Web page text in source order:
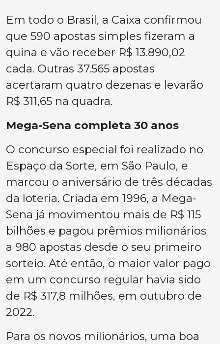
Em todo o Brasil, a Caixa confirmou
que 590 apostas simples fizeram a
quina e vão receber R$ 13.890,02
cada. Outras 37.565 apostas
acertaram quatro dezenas e levarão
R$ 311,65 na quadra.
Mega-Sena completa 30 anos
O concurso especial foi realizado no
Espaço da Sorte, em São Paulo, e
marcou o aniversário de três décadas
da loteria. Criada em 1996, a Mega-
Sena já movimentou mais de R$ 115
bilhões e pagou prêmios milionários
a 980 apostas desde o seu primeiro
sorteio. Até então, o maior valor pago
em um concurso regular havia sido
de R$ 317,8 milhões, em outubro de
2022.
Para os novos milionários, uma boa